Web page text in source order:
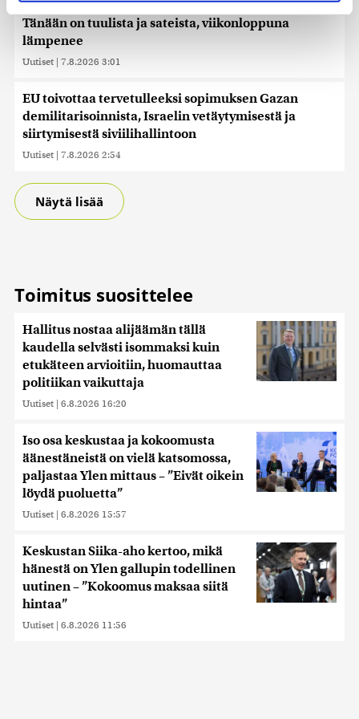
evästeilmoituksessa.
Käytämme evästeitä tarjoamamme sisällön ja mainosten
räätälöimiseen, sosiaalisen median ominaisuuksien
alan kumppaneillemme tietoja siitä, miten käytät
sivustoamme. Kumppanimme voivat yhdistää näitä
tietoja muihin tietoihin, joita olet antanut heille tai joita on
kerätty, kun olet käyttänyt heidän palvelujaan. Tietoja
Tänään on tuulista ja sateista, viikonloppuna
lämpenee
Uutiset | 7.8.2026 3:01
EU toivottaa tervetulleeksi sopimuksen Gazan
demilitarisoinnista, Israelin vetäytymisestä ja
siirtymisestä siviilihallintoon
Uutiset | 7.8.2026 2:54
Näytä lisää
Toimitus suosittelee
Hallitus nostaa alijäämän tällä
kaudella selvästi isommaksi kuin
etukäteen arvioitiin, huomauttaa
politiikan vaikuttaja
Uutiset | 6.8.2026 16:20
Iso osa keskustaa ja kokoomusta
äänestäneistä on vielä katsomossa,
paljastaa Ylen mittaus – ”Eivät oikein
löydä puoluetta”
Uutiset | 6.8.2026 15:57
Keskustan Siika-aho kertoo, mikä
hänestä on Ylen gallupin todellinen
uutinen – ”Kokoomus maksaa siitä
hintaa”
Uutiset | 6.8.2026 11:56